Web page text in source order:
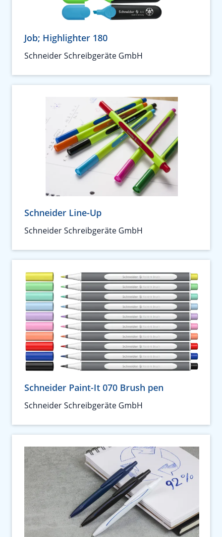
Job; Highlighter 180
Schneider Schreibgeräte GmbH
Schneider Line-Up
Schneider Schreibgeräte GmbH
Schneider Paint-It 070 Brush pen
Schneider Schreibgeräte GmbH